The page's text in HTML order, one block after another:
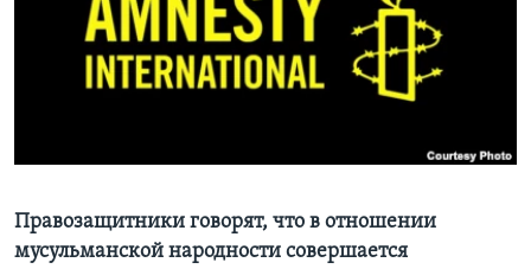
Learning English
Языки
Правозащитники говорят, что в отношении
мусульманской народности совершается